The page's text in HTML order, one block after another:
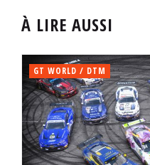
À LIRE AUSSI
GT WORLD / DTM